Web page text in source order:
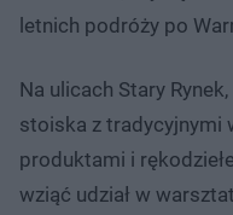
letnich podróży po
Na ulicach Stary
stoiska z tradycyjnymi
produktami i
wziąć udział w